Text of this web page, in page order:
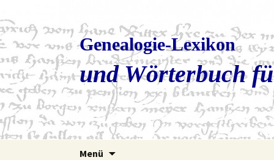
Genealogie-Lexikon
und Wörterbuch
Menü